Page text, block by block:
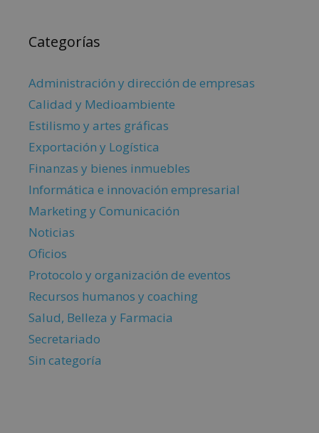
Categorías
Administración y dirección de empresas
Calidad y Medioambiente
Estilismo y artes gráficas
Exportación y Logística
Finanzas y bienes inmuebles
Informática e innovación empresarial
Marketing y Comunicación
Noticias
Oficios
Protocolo y organización de eventos
Recursos humanos y coaching
Salud, Belleza y Farmacia
Secretariado
Sin categoría